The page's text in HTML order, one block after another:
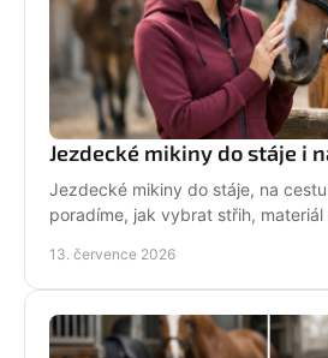
Jezdecké mikiny do stáje i
Jezdecké mikiny do stáje, na
poradíme, jak vybrat střih,
13. července 2026